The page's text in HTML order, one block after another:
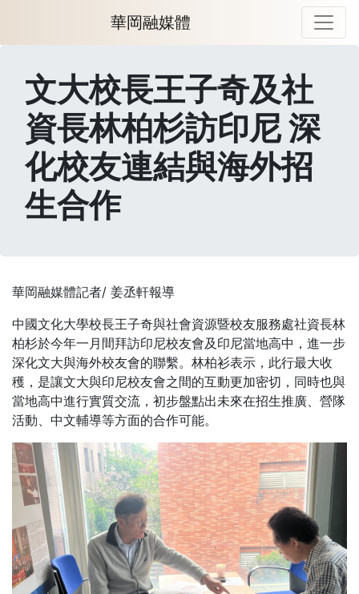
華岡融媒體
文大校長王子奇及社
資長林柏杉訪印尼 深
化校友連結與海外招
生合作
華岡融媒體記者/ 姜丞軒報導
中國文化大學校長王子奇與社會資源暨校友服務處社資長林
柏杉於今年一月間拜訪印尼校友會及印尼當地高中，進一步
深化文大與海外校友會的聯繫。林柏衫表示，此行最大收
穫，是讓文大與印尼校友會之間的互動更加密切，同時也與
當地高中進行實質交流，初步盤點出未來在招生推廣、營隊
活動、中文輔導等方面的合作可能。